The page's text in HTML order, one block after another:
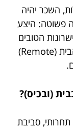
השכר יהיה
פשוטה: היצע
הטובים
ביותר, ומוכנות לשלם יותר. גם עבודה מהבית (Remote)
סביבת